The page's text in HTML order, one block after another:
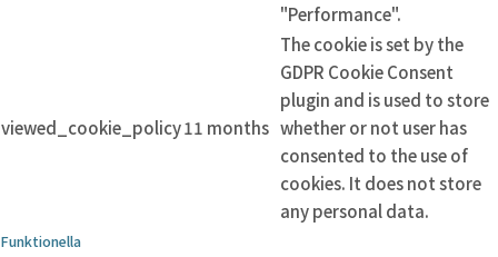
"Performance".
viewed_cookie_policy11 months
The cookie is set by the
GDPR Cookie Consent
plugin and is used to store
whether or not user has
consented to the use of
cookies. It does not store
any personal data.
Funktionella